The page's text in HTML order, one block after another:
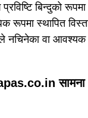
बिन्दुको रूपमा
स्थापित
नचिनेका वा
सामना